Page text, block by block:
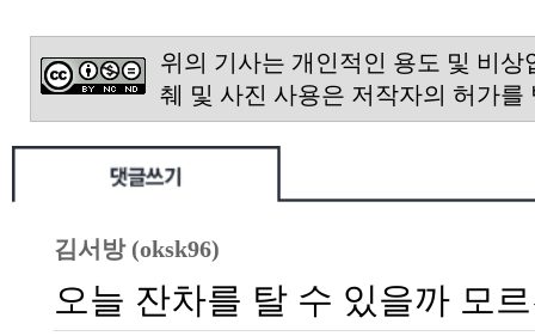
위의 기사는 개인적인 용도 및 비
췌 및 사진 사용은 저작자의 허가를
김서방 (oksk96)
오늘 잔차를 탈 수 있을까 모